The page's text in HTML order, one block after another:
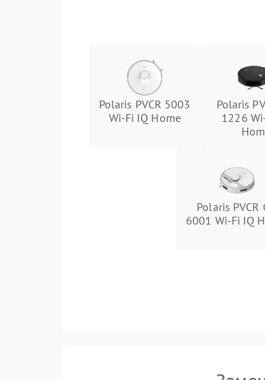
Polaris PVCR 5003
Wi-Fi IQ Home
Polaris
1226
Polaris PVCR
6001 Wi-Fi IQ